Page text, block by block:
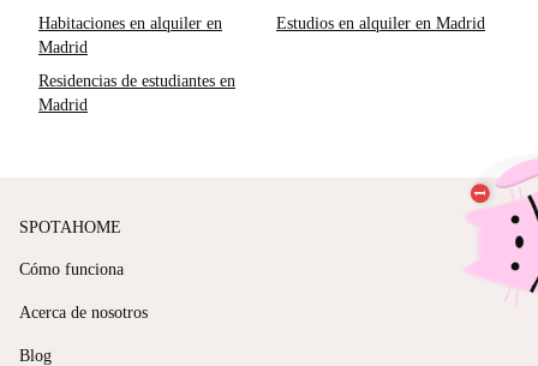
Habitaciones en alquiler en
Madrid
Estudios en alquiler en Madrid
Residencias de estudiantes en
Madrid
SPOTAHOME
Cómo funciona
Acerca de nosotros
Blog